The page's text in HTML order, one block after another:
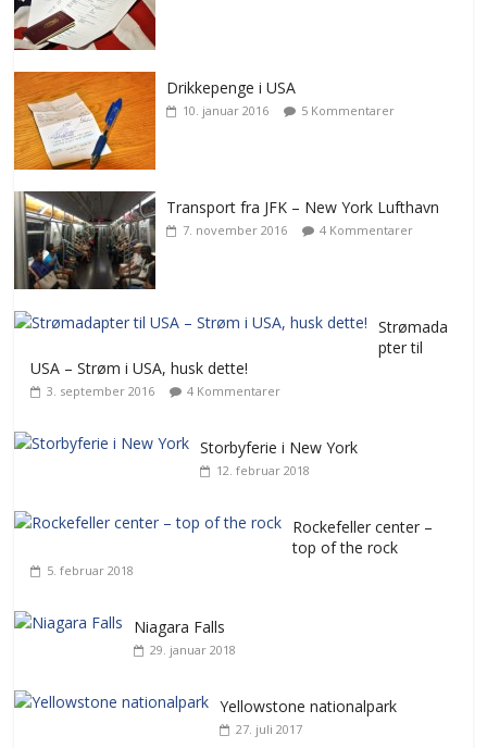
Drikkepenge i USA
10. januar 2016 5 Kommentarer
Transport fra JFK – New York Lufthavn
7. november 2016 4 Kommentarer
Strømada
pter til
USA – Strøm i USA, husk dette!
3. september 2016 4 Kommentarer
Storbyferie i New York
12. februar 2018
Rockefeller center –
top of the rock
5. februar 2018
Niagara Falls
29. januar 2018
Yellowstone nationalpark
27. juli 2017